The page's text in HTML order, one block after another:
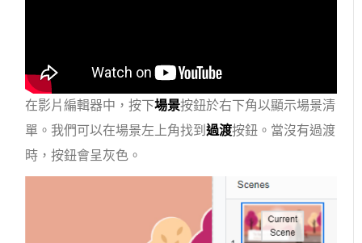
在影片編輯器中，按下場景按鈕於右下角以顯示場景清
單。我們可以在場景左上角找到過渡按鈕。當沒有過渡
時，按鈕會呈灰色。